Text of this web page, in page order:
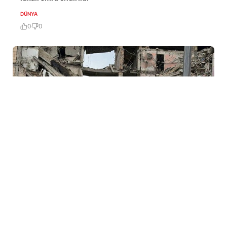
DÜNYA
0 0